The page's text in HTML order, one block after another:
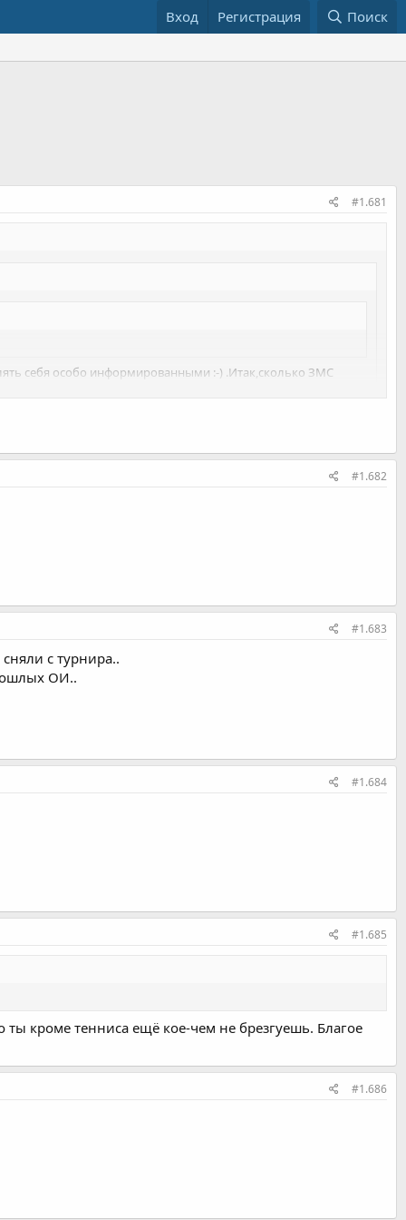
Вход Регистрация Поиск
#1.681
себя особо информированными :-) .Итак,сколько ЗМС
конкурсах различных.
#1.682
#1.683
с турнира..
ОИ..
#1.684
#1.685
ты кроме тенниса ещё кое-чем не брезгуешь. Благое
#1.686